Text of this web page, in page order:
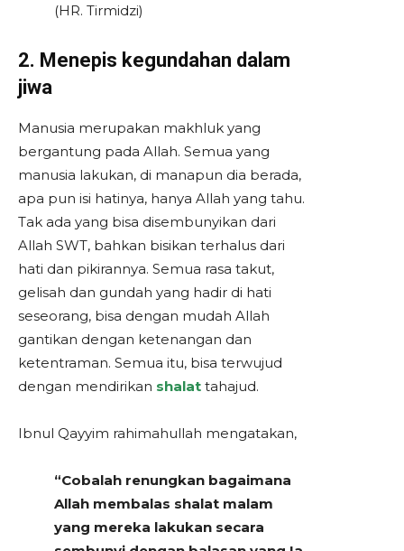
(HR. Tirmidzi)
2. Menepis kegundahan dalam
jiwa
Manusia merupakan makhluk yang
bergantung pada Allah. Semua yang
manusia lakukan, di manapun dia berada,
apa pun isi hatinya, hanya Allah yang tahu.
Tak ada yang bisa disembunyikan dari
Allah SWT, bahkan bisikan terhalus dari
hati dan pikirannya. Semua rasa takut,
gelisah dan gundah yang hadir di hati
seseorang, bisa dengan mudah Allah
gantikan dengan ketenangan dan
ketentraman. Semua itu, bisa terwujud
dengan mendirikan shalat tahajud.
Ibnul Qayyim rahimahullah mengatakan,
“Cobalah renungkan bagaimana
Allah membalas shalat malam
yang mereka lakukan secara